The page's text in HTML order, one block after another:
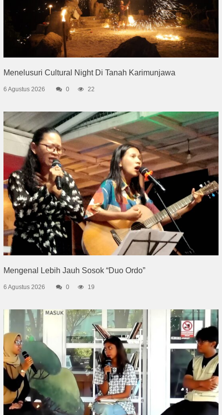
Menelusuri Cultural Night Di Tanah Karimunjawa
6 Agustus 2026 0 22
Mengenal Lebih Jauh Sosok “Duo Ordo”
6 Agustus 2026 0 19